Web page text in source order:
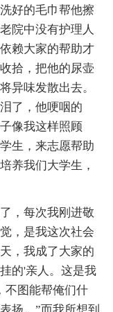
好的毛巾帮他擦
院中没有护理人
赖大家的帮助才
拾，把他的尿壶
异味发散出去。
了，他哽咽的
像我这样照顾
生，来志愿帮助
养我们大学生，
，每次我刚进敬
，是我这次社会
，我成了大家的
的'亲人。这是我
不图能帮俺们什
扬。”而我所想到